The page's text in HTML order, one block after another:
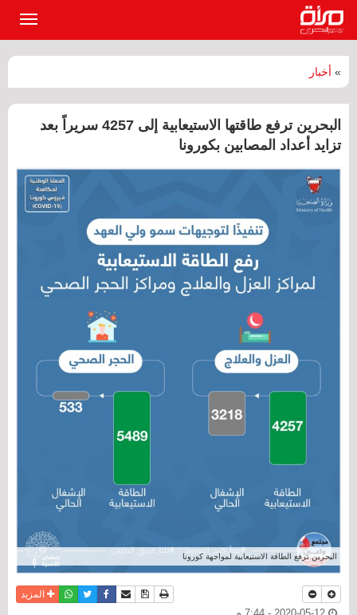
» أخبار
البحرين ترفع طاقتها الاستيعابية إلى 4257 سريراً بعد
تزايد أعداد المصابين بكورونا
البحرين ترفع الطاقة الاستيعابية لمواجهة كورونا
نسخة للطباعة
حفظ الموضوع
أرسل الى صديق
فيسبوكتويترواتسابالمزيد